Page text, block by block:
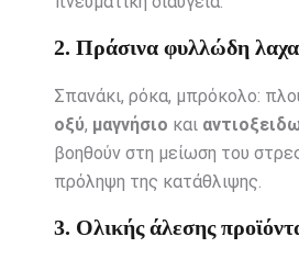
2. Πράσινα φυλλώδη
Σπανάκι, ρόκα, μπρόκολο:
οξύ, μαγνήσιο και
βοηθούν στη μείωση του
πρόληψη της κατάθλιψης.
3. Ολικής άλεσης